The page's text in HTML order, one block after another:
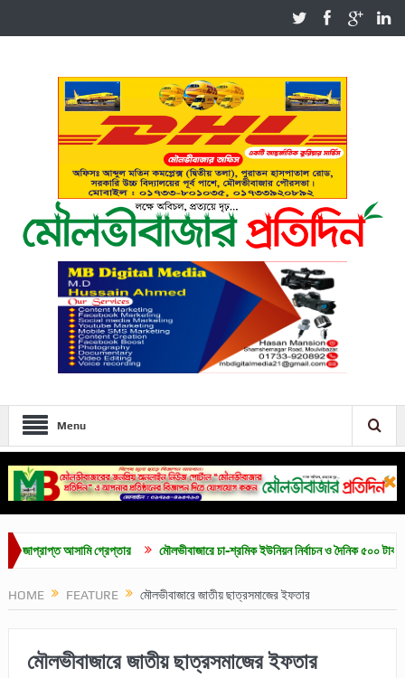
Menu
আসামি গ্রেপ্তার মৌলভীবাজারে চা-শ্রমিক ইউনিয়ন নির্বাচন ও দৈনিক ৫০০ টাকা মজুরির
HOME FEATURE মৌলভীবাজারে জাতীয় ছাত্রসমাজের ইফতার
মৌলভীবাজারে জাতীয় ছাত্রসমাজের ইফতার